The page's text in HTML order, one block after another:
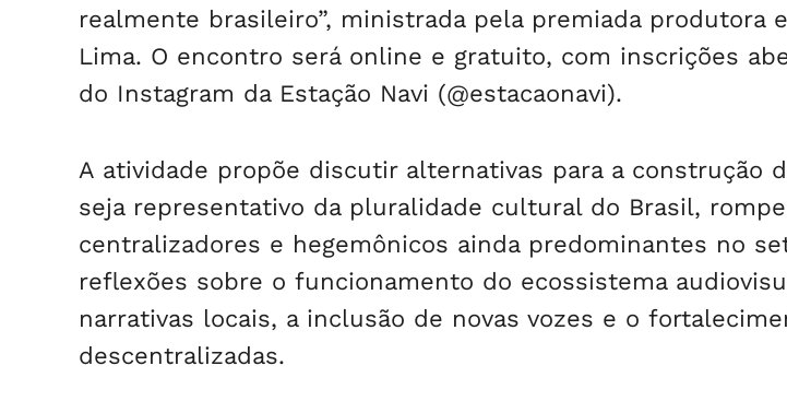
realmente brasileiro”, ministrada pela premiada produtora
Lima. O encontro será online e gratuito, com inscrições
do Instagram da Estação Navi (@estacaonavi).
A atividade propõe discutir alternativas para a construção
seja representativo da pluralidade cultural do Brasil,
centralizadores e hegemônicos ainda predominantes no
reflexões sobre o funcionamento do ecossistema
narrativas locais, a inclusão de novas vozes e o
descentralizadas.